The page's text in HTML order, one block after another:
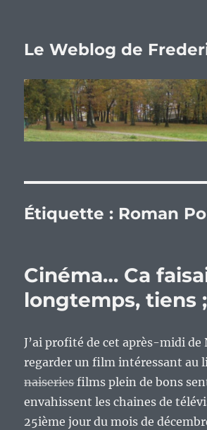
Le Weblog de
Étiquette : Roman
Cinéma… Ca
longtemps, tiens
J’ai profité de cet après-midi de
regarder un film intéressant au
naiseriesfilms plein de bons
envahissent les chaines de
25ième jour du mois de